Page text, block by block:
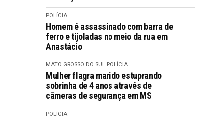
POLÍCIA
Homem é assassinado com barra de
ferro e tijoladas no meio da rua em
Anastácio
MATO GROSSO DO SUL POLÍCIA
Mulher flagra marido estuprando
sobrinha de 4 anos através de
câmeras de segurança em MS
POLÍCIA